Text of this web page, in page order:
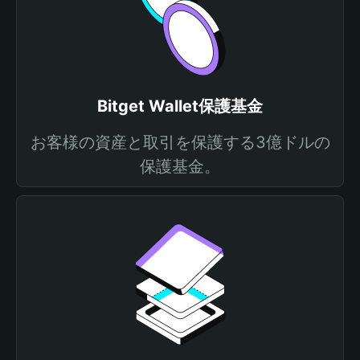
Bitget Wallet保護基金
お客様の資産と取引を保護する3億ドルの
保護基金。